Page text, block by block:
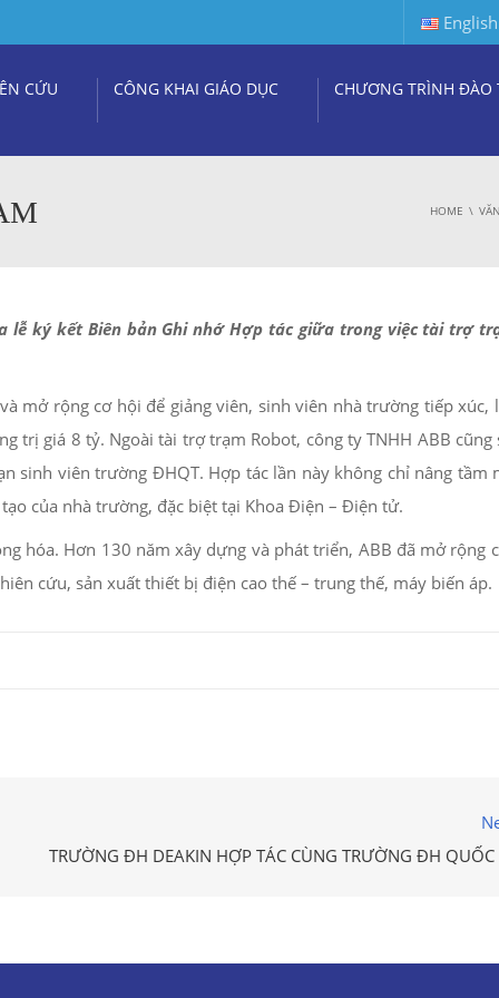
English
CỨU CÔNG KHAI GIÁO DỤC CHƯƠNG TRÌNH ĐÀO
HOME
lễ ký kết Biên bản Ghi nhớ Hợp tác giữa trong việc tài trợ
mở rộng cơ hội để giảng viên, sinh viên nhà trường tiếp xúc,
giá 8 tỷ. Ngoài tài trợ trạm Robot, công ty TNHH ABB cũng
sinh viên trường ĐHQT. Hợp tác lần này không chỉ nâng tầm
của nhà trường, đặc biệt tại Khoa Điện – Điện tử.
hóa. Hơn 130 năm xây dựng và phát triển, ABB đã mở rộng
cứu, sản xuất thiết bị điện cao thế – trung thế, máy biến áp.
TRƯỜNG ĐH DEAKIN HỢP TÁC CÙNG TRƯỜNG ĐH QUỐC